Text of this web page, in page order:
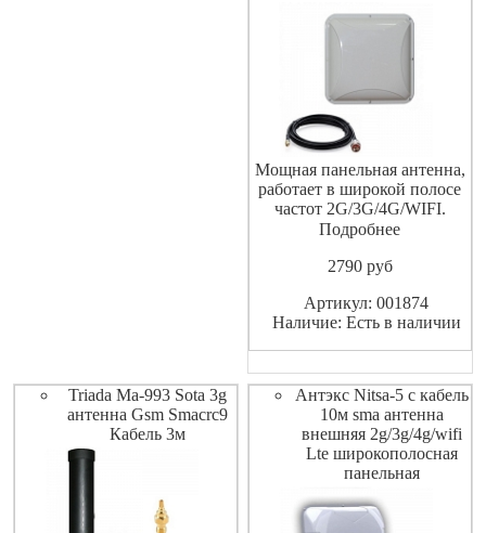
Мощная панельная антенна,
работает в широкой полосе
частот 2G/3G/4G/WIFI.
Усиление 12-15 dBi,
3G/4G модемов. Кабель RG-
Подробнее
2790pуб
Артикул: 001874
Наличие: Есть в наличии
Triada Ma-993 Sota 3g
антенна Gsm Smacrc9
Кабель 3м
Антэкс Nitsa-5 с кабель
10м sma антенна
внешняя 2g/3g/4g/wifi
Lte широкополосная
панельная